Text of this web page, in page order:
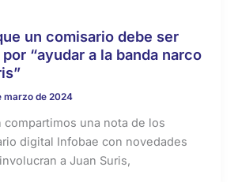
un comisario debe ser
“ayudar a la banda narco
marzo de 2024
una nota de los
digital Infobae con novedades
a Juan Suris,